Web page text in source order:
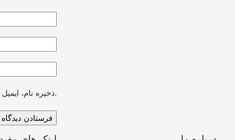
ذخیره نام، ایمیل و وبسایت من در مرورگر برای زمانی که دوباره دیدگاهی می‌نویسم.